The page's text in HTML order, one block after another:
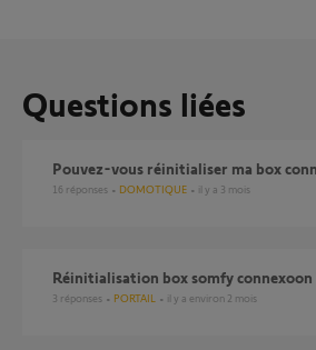
Questions liées
Pouvez-vous réinitialiser ma box
16 réponses DOMOTIQUE il y a 3 mois
Réinitialisation box somfy connexoon
3 réponses PORTAIL il y a environ 2 mois